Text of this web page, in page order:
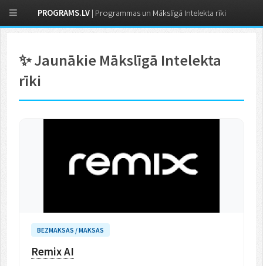
✨ Jaunākie Mākslīgā Intelekta
rīki
BEZMAKSAS / MAKSAS
Remix AI
PROGRAMS.LV | Programmas un Mākslīgā Intelekta rīki